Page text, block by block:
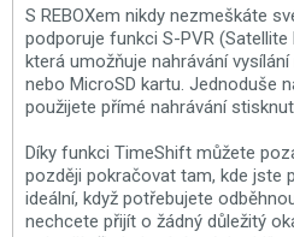
S REBOXem nikdy nezmeškáte
podporuje funkci S-PVR
která umožňuje nahrávání
nebo MicroSD kartu. Jednoduše
použijete přímé nahrávání
Díky funkci TimeShift můžete
později pokračovat tam, kde jste
ideální, když potřebujete
nechcete přijít o žádný důležitý